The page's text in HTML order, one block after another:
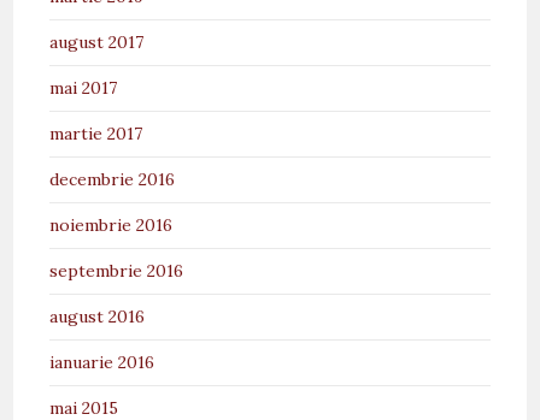
august 2017
mai 2017
martie 2017
decembrie 2016
noiembrie 2016
septembrie 2016
august 2016
ianuarie 2016
mai 2015